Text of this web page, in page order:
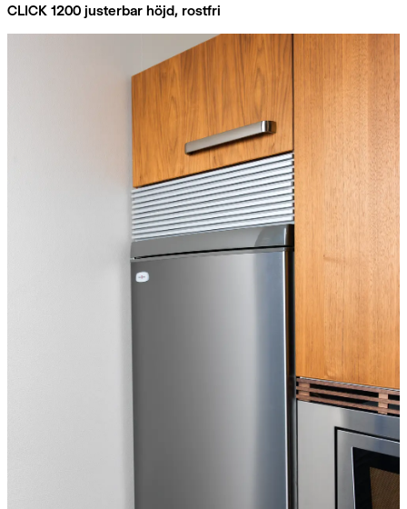
CLICK 1200 justerbar höjd, rostfri